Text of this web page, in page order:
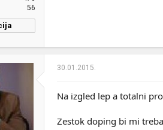
Xbox X/S
Controller - Robot
HP LaserJet Pro
2 TB, HDD
zvuk i Creative
T3030 speakers
MASTER HAF XB
902XB-KKN2
Supernova G2 750w
56
30.01.2015.
Na izgled lep a totalni
Zestok doping bi mi